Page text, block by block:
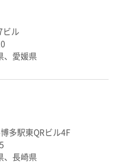
ビル
、愛媛県
多駅東QRビル4F
、長崎県